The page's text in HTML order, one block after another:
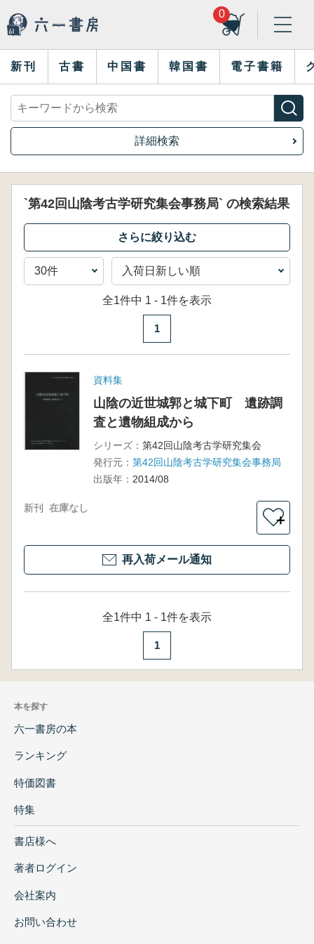
0
新刊 古書 中国書 韓国書 電子書籍
詳細検索
`第42回山陰考古学研究集会事務局` の検索結果
全1件中 1 - 1件を表示
1
資料集
山陰の近世城郭と城下町 遺跡調
査と遺物組成から
シリーズ： 第42回山陰考古学研究集会
発行元： 第42回山陰考古学研究集会事務局
出版年： 2014/08
新刊 在庫なし
＋
再入荷メール通知
全1件中 1 - 1件を表示
1
本を探す
六一書房の本
ランキング
特価図書
特集
書店様へ
著者ログイン
会社案内
お問い合わせ